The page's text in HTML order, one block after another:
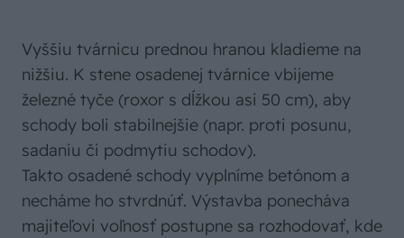
Vyššiu tvárnicu prednou hranou kladieme na
nižšiu. K stene osadenej tvárnice vbijeme
železné tyče (roxor s dĺžkou asi 50 cm), aby
schody boli stabilnejšie (napr. proti posunu,
sadaniu či podmytiu schodov).
Takto osadené schody vyplníme betónom a
necháme ho stvrdnúť. Výstavba ponecháva
majiteľovi voľnosť postupne sa rozhodovať, kde